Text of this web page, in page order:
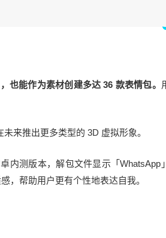
也能作为素材创建多达 36 款表情包。
来推出更多类型的 3D 虚拟形象。
内测版本，解包文件显示「WhatsApp
，帮助用户更有个性地表达自我。